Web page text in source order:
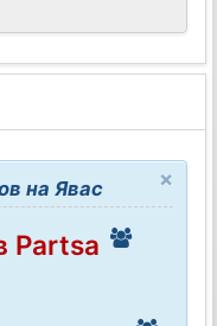
×
на Явас
Partsa